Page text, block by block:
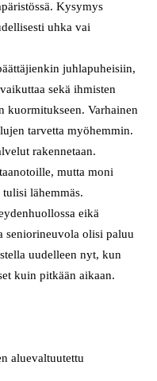
Kysymys
uhka vai
juhlapuheisiin,
sekä ihmisten
kuormitukseen. Varhainen
tarvetta myöhemmin.
rakennetaan.
mutta moni
lähemmäs.
eikä
seniorineuvola olisi paluu
uudelleen nyt, kun
kuin pitkään aikaan.
aluevaltuutettu